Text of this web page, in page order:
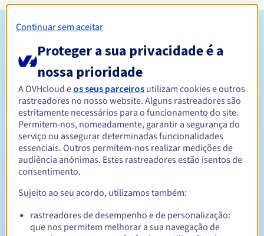
Condições de elegibilidade
Quem pode registar um .net?
Aberto a todas as pessoas singulares ou coletivas, sem
restrição geográfica.
Regras de gestão e notificações
Período de registo Entre 1 e 10 anos
Período de renovação Entre 1 e 10 anos
Continuar sem aceitar
Proteger a sua privacidade é a
nossa prioridade
A OVHcloud e os seus parceiros utilizam cookies e outros
rastreadores no nosso website. Alguns rastreadores são
estritamente necessários para o funcionamento do site.
Permitem-nos, nomeadamente, garantir a segurança do
serviço ou assegurar determinadas funcionalidades
essenciais. Outros permitem-nos realizar medições de
audiência anónimas. Estes rastreadores estão isentos de
consentimento.
Sujeito ao seu acordo, utilizamos também:
rastreadores de desempenho e de personalização:
que nos permitem melhorar a sua navegação de